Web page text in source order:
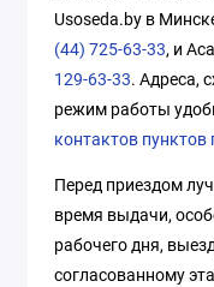
Usoseda.by в
(44) 725-63-33, и
129-63-33. Адреса,
режим работы
контактов пунктов
Перед приездом
время выдачи,
рабочего дня,
согласованному